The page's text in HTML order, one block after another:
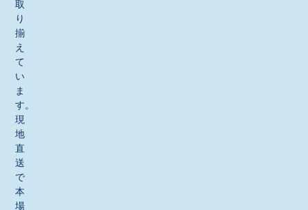
取
り
揃
え
て
い
ま
す。
現
地
直
送
で
本
場